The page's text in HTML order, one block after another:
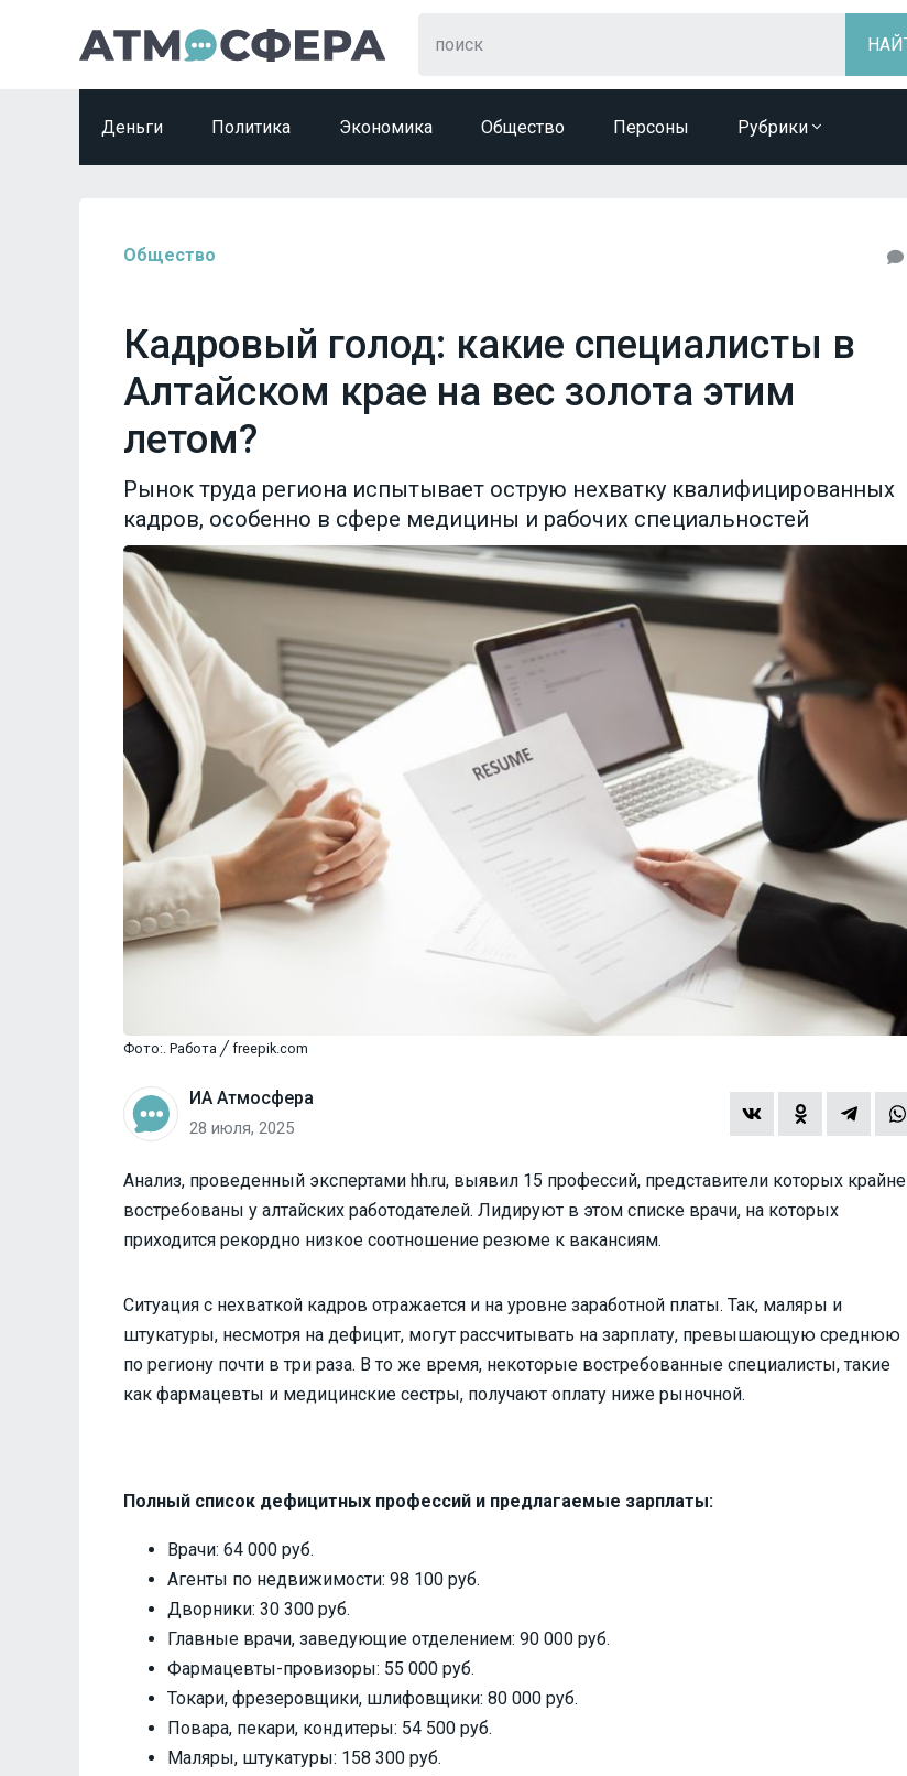
Деньги Политика Экономика Общество Персоны Рубрики
Общество
Кадровый голод: какие специалисты в
Алтайском крае на вес золота этим
летом?
Рынок труда региона испытывает острую нехватку квалифицированных
кадров, особенно в сфере медицины и рабочих специальностей
Фото:. Работа ╱ freepik.com
ИА Атмосфера
28 июля, 2025
Анализ, проведенный экспертами hh.ru, выявил 15 профессий, представители которых крайне
востребованы у алтайских работодателей. Лидируют в этом списке врачи, на которых
приходится рекордно низкое соотношение резюме к вакансиям.
Ситуация с нехваткой кадров отражается и на уровне заработной платы. Так, маляры и
штукатуры, несмотря на дефицит, могут рассчитывать на зарплату, превышающую среднюю
по региону почти в три раза. В то же время, некоторые востребованные специалисты, такие
как фармацевты и медицинские сестры, получают оплату ниже рыночной.
Полный список дефицитных профессий и предлагаемые зарплаты:
Врачи: 64 000 руб.
Агенты по недвижимости: 98 100 руб.
Дворники: 30 300 руб.
Главные врачи, заведующие отделением: 90 000 руб.
Фармацевты-провизоры: 55 000 руб.
Токари, фрезеровщики, шлифовщики: 80 000 руб.
Повара, пекари, кондитеры: 54 500 руб.
Маляры, штукатуры: 158 300 руб.